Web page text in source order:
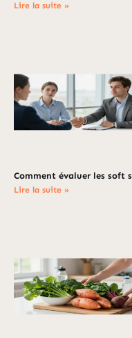
Lire la suite »
Comment évaluer les soft
Lire la suite »